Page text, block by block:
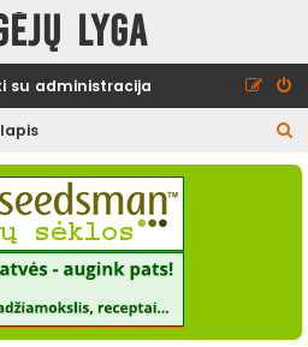
lyga
su administracija
e